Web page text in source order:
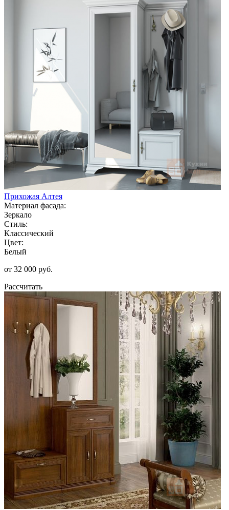
Прихожая Алтея
Материал фасада:
Зеркало
Стиль:
Классический
Цвет:
Белый
от 32 000 руб.
Рассчитать